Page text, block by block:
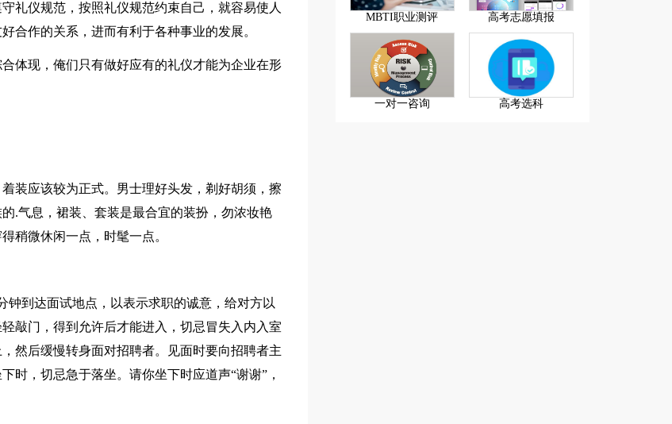
礼仪规范，按照礼仪规范约束自己，就容易使人
合作的关系，进而有利于各种事业的发展。
现，俺们只有做好应有的礼仪才能为企业在形
应该较为正式。男士理好头发，剃好胡须，擦
.气息，裙装、套装是最合宜的装扮，勿浓妆艳
稍微休闲一点，时髦一点。
到达面试地点，以表示求职的诚意，给对方以
敲门，得到允许后才能进入，切忌冒失入内入室
然后缓慢转身面对招聘者。见面时要向招聘者主
时，切忌急于落坐。请你坐下时应道声“谢谢”，
MBTI职业测评 高考志愿填报
一对一咨询 高考选科